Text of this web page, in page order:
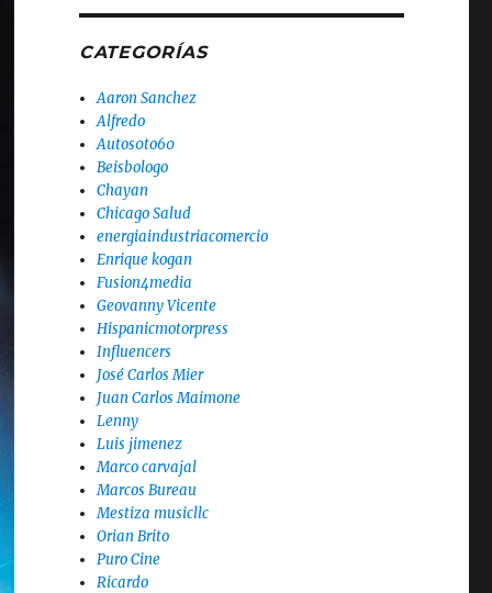
CATEGORÍAS
Aaron Sanchez
Alfredo
Autos0to60
Beisbologo
Chayan
Chicago Salud
energiaindustriacomercio
Enrique kogan
Fusion4media
Geovanny Vicente
Hispanicmotorpress
Influencers
José Carlos Mier
Juan Carlos Maimone
Lenny
Luis jimenez
Marco carvajal
Marcos Bureau
Mestiza musicllc
Orian Brito
Puro Cine
Ricardo